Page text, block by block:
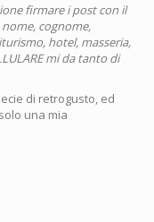
firmare i post con il
cognome,
hotel, masseria,
mi da tanto di
di retrogusto, ed
una mia